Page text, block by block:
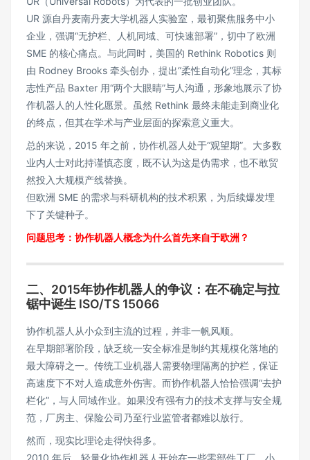
UR 源自丹麦南丹麦大学机器人实验室，最初聚焦服务中小
企业，强调“无护栏、人机同域、可快速部署”，切中了欧洲
SME 的核心痛点。与此同时，美国的 Rethink Robotics 则
由 Rodney Brooks 牵头创办，提出“柔性自动化”理念，其标
志性产品 Baxter 用“两个大眼睛”与人沟通，形象地展示了协
作机器人的人性化愿景。虽然 Rethink 最终未能走到商业化
的终点，但其在学术与产业层面的探索意义重大。
总的来说，2015 年之前，协作机器人处于“观望期”。大多数
业内人士对此持谨慎态度，既不认为这是伪需求，也不敢贸
然投入大规模产线替换。
但欧洲 SME 的需求与科研机构的技术积累，为后续爆发埋
下了关键种子。
问题思考：协作机器人概念为什么首先来自于欧洲？
二、 2015年协作机器人的争议：在不确定与拉
锯中诞生 ISO/TS 15066
协作机器人从小众到主流的过程，并非一帆风顺。
在早期部署阶段，缺乏统一安全标准是制约其规模化落地的
最大障碍之一。传统工业机器人需要物理隔离的护栏，保证
高速度下不对人造成意外伤害。而协作机器人恰恰强调“去护
栏化”，与人同域作业。如果没有强有力的技术支撑与安全规
范，厂房主、保险公司乃至行业监管者都难以放行。
然而，现实比理论走得快得多。
2010 年后，轻量化协作机器人开始在一些零部件工厂、小